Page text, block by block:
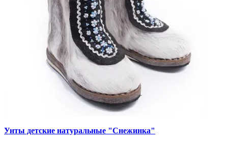
Унты детские натуральные "Снежинка"